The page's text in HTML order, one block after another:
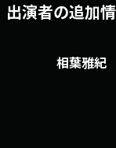
出演者の追加
相葉雅紀